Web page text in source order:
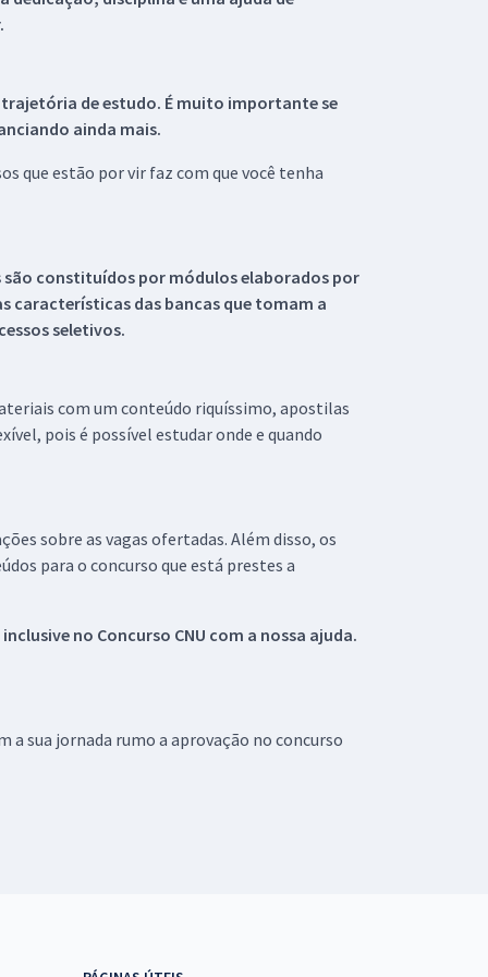
de estudo. É muito importante se
ainda mais.
que estão por vir faz com que você tenha
são constituídos por módulos elaborados por
características das bancas que tomam a
seletivos.
com um conteúdo riquíssimo, apostilas
pois é possível estudar onde e quando
sobre as vagas ofertadas. Além disso, os
para o concurso que está prestes a
no Concurso CNU com a nossa ajuda.
a sua jornada rumo a aprovação no concurso